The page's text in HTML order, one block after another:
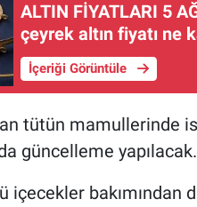
ALTIN FİYATLARI 5
çeyrek altın fiyatı ne
İçeriği Görüntüle
tütün mamullerinde
güncelleme yapılacak.
içecekler bakımından